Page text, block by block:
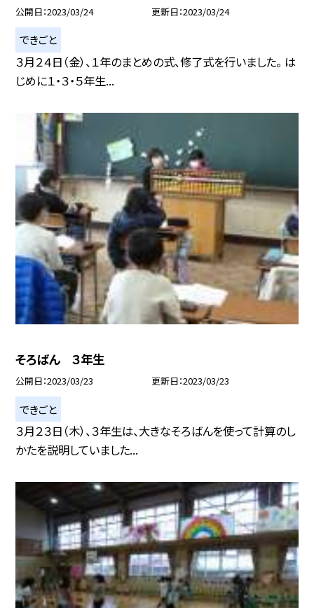
公開日 2023/03/24 更新日 2023/03/24
できごと
３月２４日（金）、１年のまとめの式、修了式を行いました。 は
じめに１・３・５年生...
そろばん ３年生
公開日 2023/03/23 更新日 2023/03/23
できごと
３月２３日（木）、３年生は、大きなそろばんを使って計算のし
かたを説明していました...